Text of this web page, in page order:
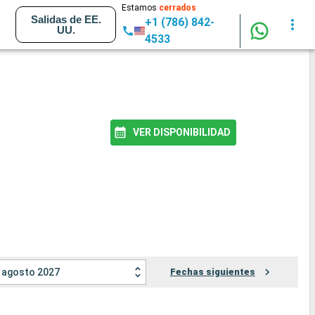
Salidas de EE.
UU.
Estamos cerrados
+1 (786) 842-
4533
VER DISPONIBILIDAD
agosto 2027 Fechas siguientes